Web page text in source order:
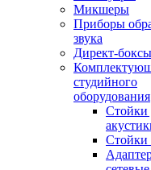
Микшеры
Приборы
звука
Директ-боксы
студийного
оборудования
Стойки
Стойки